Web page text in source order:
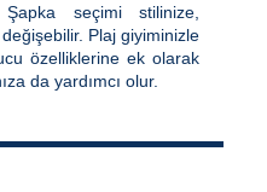
Şapka seçimi stilinize,
Plaj giyiminizle
özelliklerine ek olarak
da yardımcı olur.